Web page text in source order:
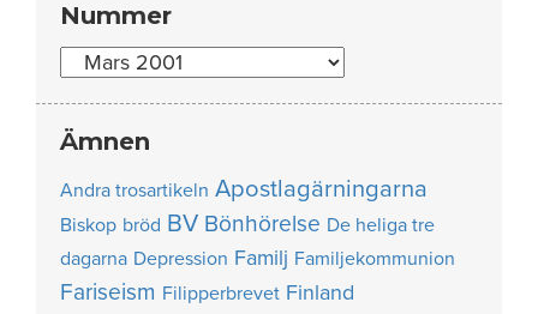
Nummer
Nummer
Ämnen
Andra trosartikeln Apostlagärningarna
Biskop bröd BV Bönhörelse De heliga tre
dagarna Depression Familj Familjekommunion
Fariseism Filipperbrevet Finland